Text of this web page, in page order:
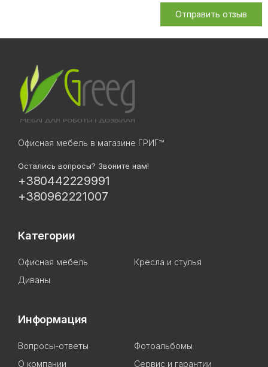
Отправить отзыв
Офисная мебель в магазине ГРИГ™
Остались вопросы? Звоните нам!
+380442229991
+380962221007
Категории
Офисная мебель
Кресла и стулья
Диваны
Информация
Вопросы-ответы
Фотоальбомы
О компании
Сервис и гарантии